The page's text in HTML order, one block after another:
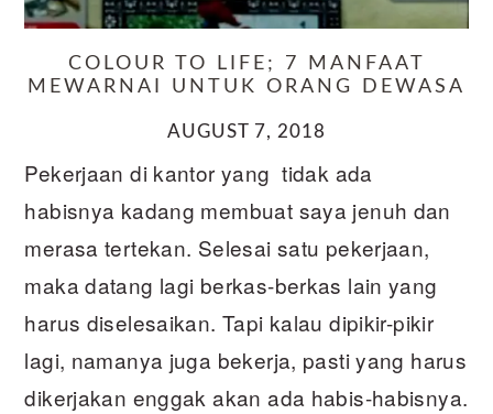
COLOUR TO LIFE; 7 MANFAAT
MEWARNAI UNTUK ORANG DEWASA
AUGUST 7, 2018
Pekerjaan di kantor yang tidak ada
habisnya kadang membuat saya jenuh dan
merasa tertekan. Selesai satu pekerjaan,
maka datang lagi berkas-berkas lain yang
harus diselesaikan. Tapi kalau dipikir-pikir
lagi, namanya juga bekerja, pasti yang harus
dikerjakan enggak akan ada habis-habisnya.